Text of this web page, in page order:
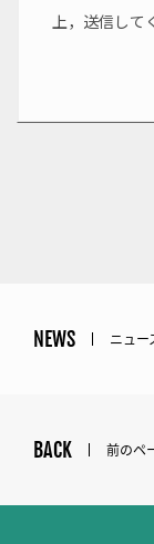
上，送信して
NEWS ニュー
BACK 前のペ